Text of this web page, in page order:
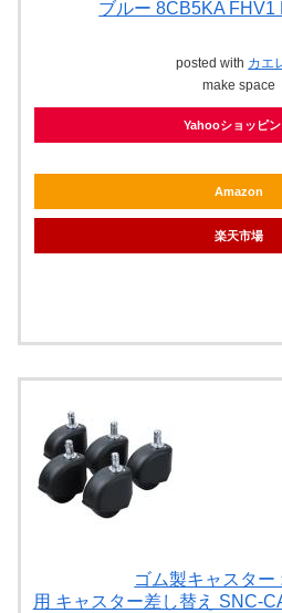
ブルー 8CB5KA FHV1
posted with カエ
make space
Yahooショッピ
Amazon
楽天市場
ゴム製キャスター
用 キャスター差し替え SNC-